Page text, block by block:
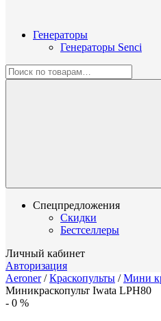
Генераторы
Генераторы Senci
Спецпредложения
Скидки
Бестселлеры
Личный кабинет
Авторизация
Aeroner/Краскопульты /Мини
Миникраскопульт Iwata LPH80
- 0 %